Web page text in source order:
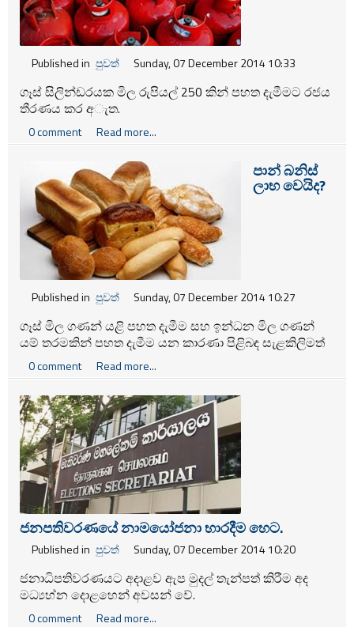
Published in පුවත් Sunday, 07 December 2014 10:33
ගෑස් සිලින්ඩරයක මිල රුපියල් 250 කින් පහත දැමීමට රජය
තීරණය කර අැත.
0 comment Read more...
පාන් බනිස්
ලාභ වෙයිද?
Published in පුවත් Sunday, 07 December 2014 10:27
ගෑස් මිල ගණන් යළි පහත දැමීම සහ ඉන්ධන මිල ගණන්
යම් තරමකින් පහත දැමීම යන කාරණා පිළිබඳ සැළකිලිමත්
වෙමින් පාන් ඇතුළු බේකරි නිෂ්පාදන වල මිල ගණන්ද පහත
දැමීම සම්බන්ධයෙන් අවධානය යොමු වී අැත.
0 comment Read more...
ජනපතිවරණයේ නාමයෝජනා භාරදීම හෙට.
Published in පුවත් Sunday, 07 December 2014 10:20
ජනාධිපතිවරණයට අදාළව ඇප මුදල් තැන්පත් කිරීම අද
මධ්‍යහ්න දොළහෙන් අවසන් වේ.
0 comment Read more...